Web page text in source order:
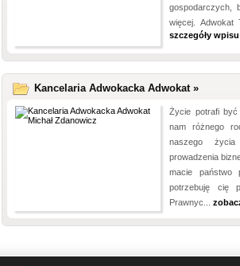
gospodarczych,
więcej. Adwokat
szczegóły
Kancelaria Adwokacka Adwokat »
Życie potrafi być
nam różnego
naszego
prowadzenia
macie państwo
potrzebuję cię
Prawnyc...